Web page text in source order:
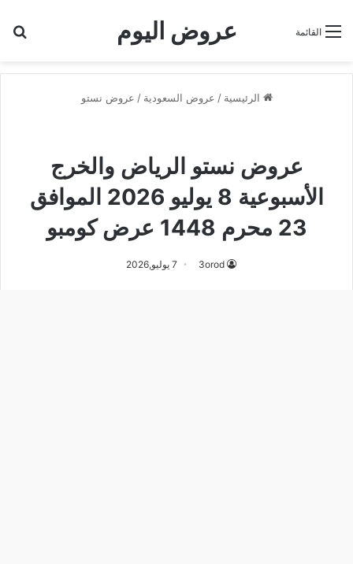
عروض اليوم القائمة
الرئيسية / عروض السعودية / عروض نستو
عروض نستو الرياض والخرج
الأسبوعية 8 يوليو 2026 الموافق
23 محرم 1448 عرض كومبو
3orod 7 يوليو,2026